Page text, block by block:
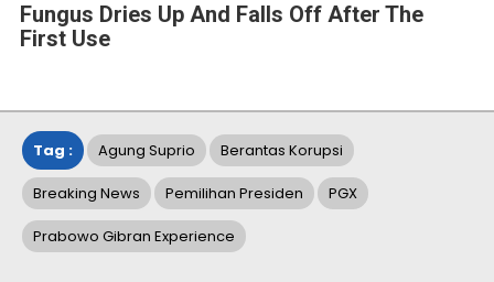
Fungus Dries Up And Falls Off After The
First Use
Tag : Agung Suprio Berantas Korupsi
Breaking News Pemilihan Presiden PGX
Prabowo Gibran Experience